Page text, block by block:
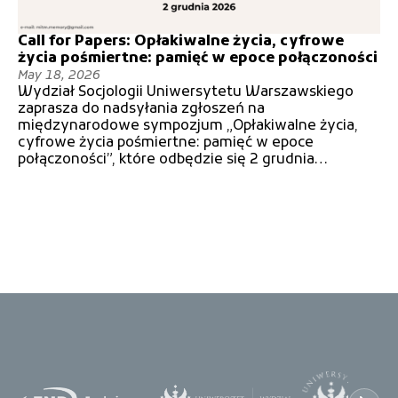
Call for Papers: Opłakiwalne życia, cyfrowe
życia pośmiertne: pamięć w epoce połączoności
May 18, 2026
Wydział Socjologii Uniwersytetu Warszawskiego
zaprasza do nadsyłania zgłoszeń na
międzynarodowe sympozjum „Opłakiwalne życia,
cyfrowe życia pośmiertne: pamięć w epoce
połączoności”, które odbędzie się 2 grudnia…